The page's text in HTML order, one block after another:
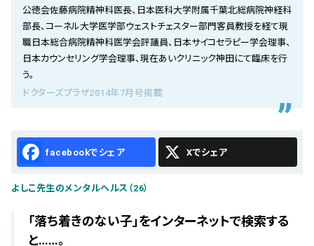
お知らせ
お問い合わせ
公徳会佐藤病院精神科医長、日本医科大学附属千葉北総病院神経科
部長、コーネル大学医学部ウェストチェスター部門客員教授を経て現
職日本総合病院精神科医学会評議員、日本サイコセラピー学会理事、
日本カウンセリング学会理事、現在あいクリニック神田にて臨床を行
う。
ドクターズプラザ2014年7月号掲載
Facebook X
よしこ先生のメンタルヘルス（26）
「落ち着きのない子」をインターネットで検索する
と……。